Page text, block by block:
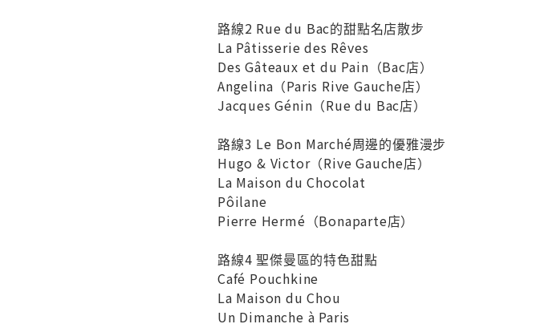
路線2 Rue du Bac的甜點名店散步
La Pâtisserie des Rêves
Des Gâteaux et du Pain（Bac店）
Angelina（Paris Rive Gauche店）
Jacques Génin（Rue du Bac店）
路線3 Le Bon Marché周邊的優雅漫步
Hugo & Victor（Rive Gauche店）
La Maison du Chocolat
Pôilane
Pierre Hermé（Bonaparte店）
路線4 聖傑曼區的特色甜點
Café Pouchkine
La Maison du Chou
Un Dimanche à Paris